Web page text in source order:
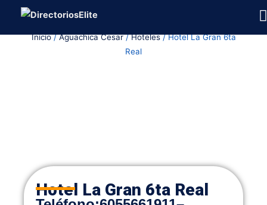
contenidoInicio/Aguachica Cesar/Hoteles/ Hotel La Gran 6ta
Real
Hotel La Gran 6ta Real